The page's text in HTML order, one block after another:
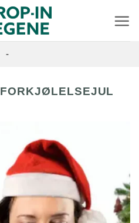
-
FORKJØLELSEJUL